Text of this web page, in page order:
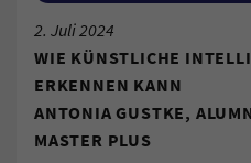
2. Juli 2024
WIE KÜNSTLICHE
ERKENNEN KANN
ANTONIA GUSTKE,
MASTER PLUS